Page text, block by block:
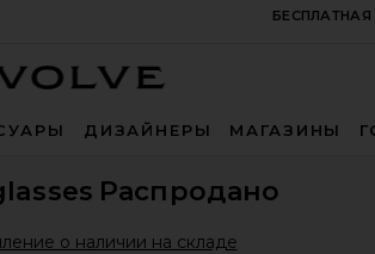
БЕСПЛАТНАЯ
ДИЗАЙНЕРЫ МАГАЗИНЫ
Распродано
о наличии на складе